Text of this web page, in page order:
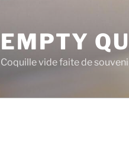
EMPTY
Coquille vide faite de